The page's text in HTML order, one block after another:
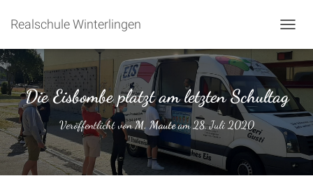
Realschule Winterlingen
Die Eisbombe platzt am letzten Schultag
Veröffentlicht vonM. Mauteam28. Juli 2020